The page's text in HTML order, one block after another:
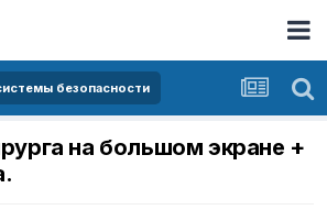
безопасности
на большом экране +